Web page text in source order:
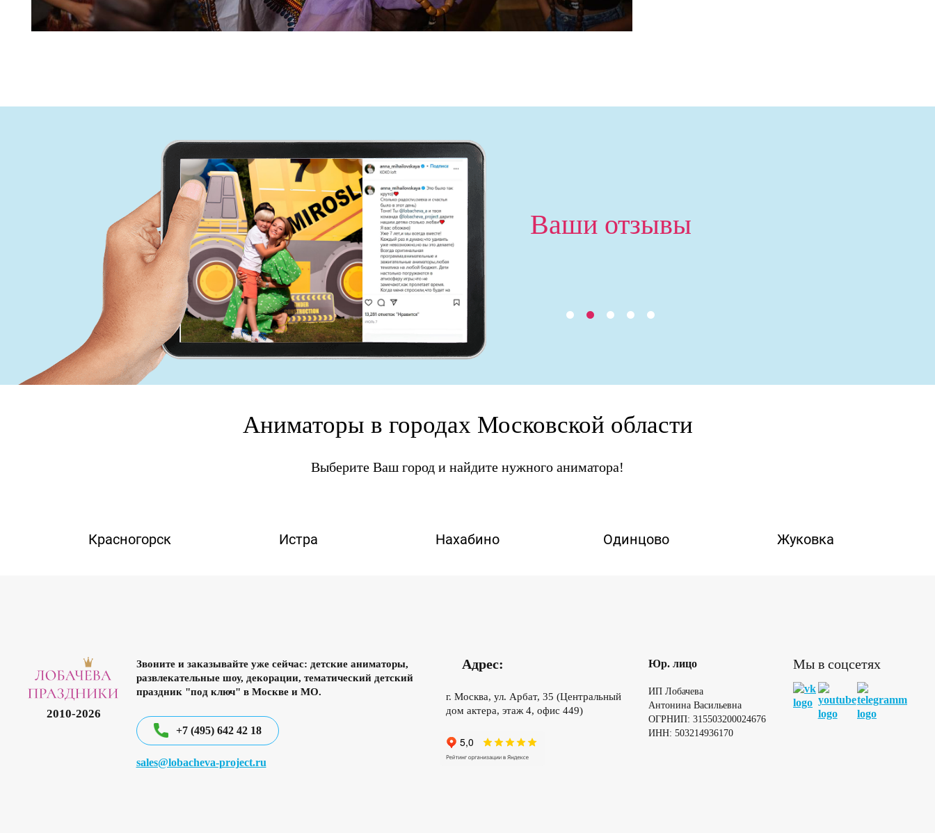
Ваши отзывы
Аниматоры в городах Московской области
Выберите Ваш город и найдите нужного аниматора!
Красногорск Истра Нахабино Одинцово Жуковка
2010-2026
Звоните и заказывайте уже сейчас: детские аниматоры,
развлекательные шоу, декорации, тематический детский
праздник "под ключ" в Москвеи МО.
+7 (495) 642 42 18
sales@lobacheva-project.ru
Адрес:
г. Москва, ул. Арбат, 35 (Центральный
дом актера, этаж 4, офис 449)
Юр. лицо
ИП Лобачева
Антонина Васильевна
ОГРНИП: 315503200024676
ИНН: 503214936170
Мы в соцсетях